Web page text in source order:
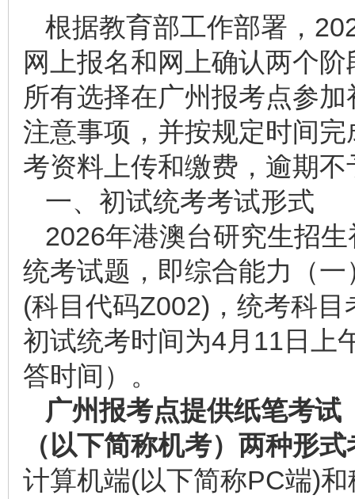
根据教育部工作部署，
网上报名和网上确认两个
所有选择在广州报考点参
注意事项，并按规定时间
考资料上传和缴费，逾期不
一、初试统考考试形式
2026年港澳台研究生招
统考试题，即综合能力（
(科目代码Z002)，统考科
初试统考时间为4月11日上
答时间）。
广州报考点提供纸笔考
（以下简称机考）两种形
计算机端(以下简称PC端)